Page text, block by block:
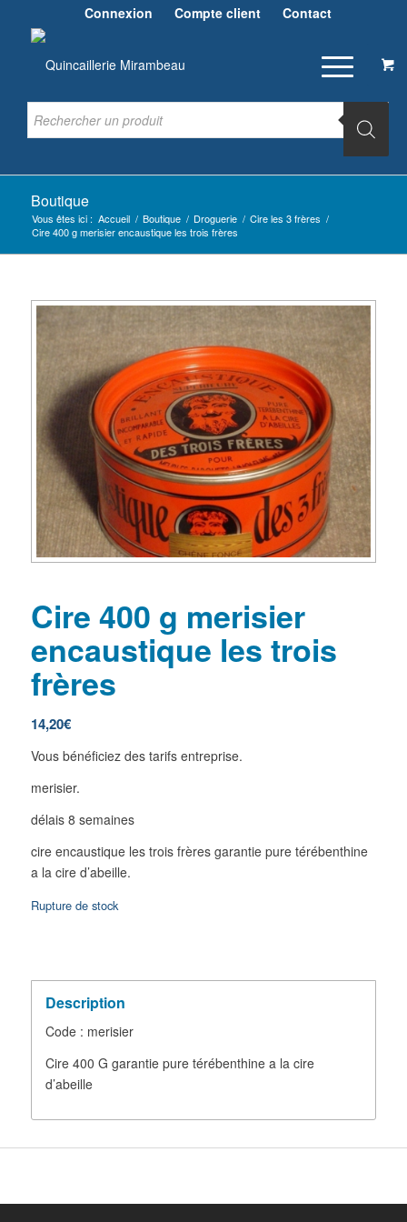
Connexion Compte client Contact
Boutique
Vous êtes ici : Accueil / Boutique / Droguerie / Cire les 3 frères /
Cire 400 g merisier encaustique les trois frères
Cire 400 g merisier
encaustique les trois
frères
14,20€
Vous bénéficiez des tarifs entreprise.
merisier.
délais 8 semaines
cire encaustique les trois frères garantie pure térébenthine
a la cire d’abeille.
Rupture de stock
Description
Code : merisier
Cire 400 G garantie pure térébenthine a la cire
d’abeille